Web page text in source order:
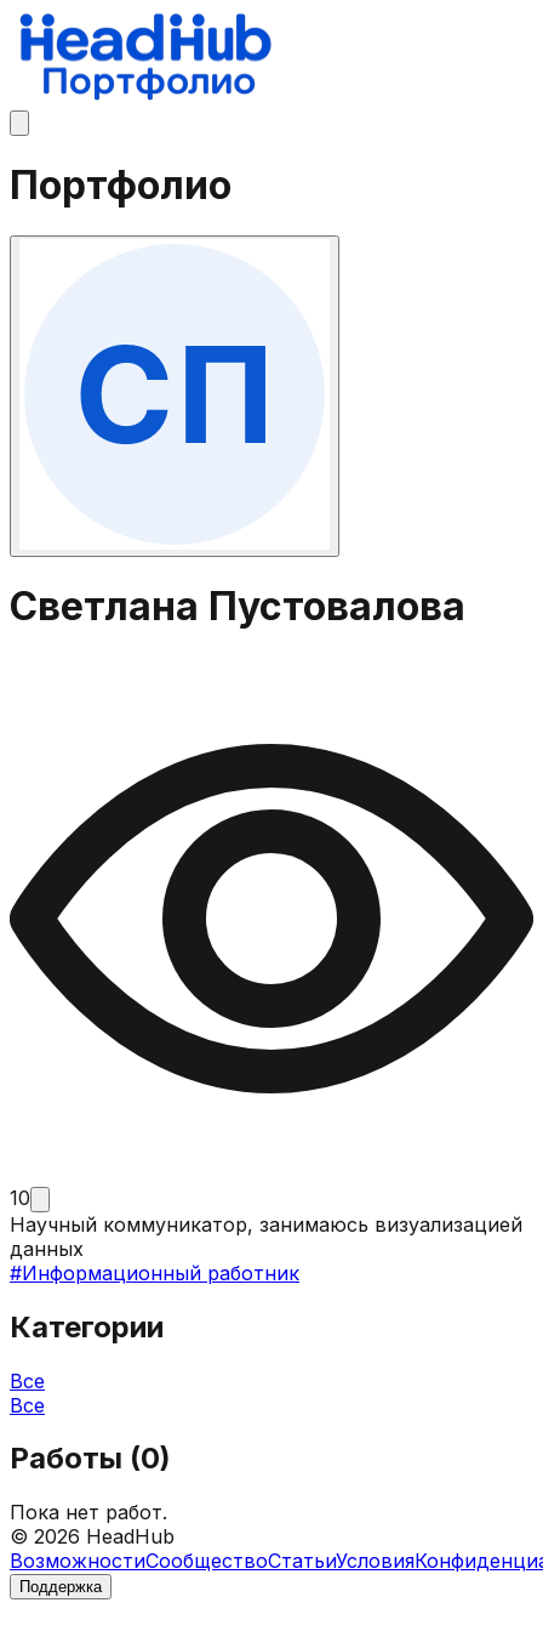
Портфолио
Светлана Пустовалова
10
Научный коммуникатор, занимаюсь визуализацией
данных
#Информационный работник
Категории
Все
Все
Работы (0)
Пока нет работ.
© 2026 HeadHub
ВозможностиСообществоСтатьиУсловия
Поддержка